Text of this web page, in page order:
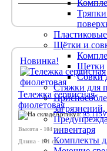
Щётки и
Щетки
Совки
Стяжки для
инвентаря
Комплекты
Новинка!
Тележка сервисная
фиолетовая
Артикул:95.115V
Высота - 104 см
Длина - 141 см